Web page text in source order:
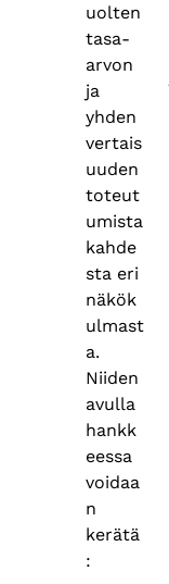
uolten
tasa-
arvon
ja
yhden
vertais
uuden
toteut
umista
kahde
sta eri
näkök
ulmast
a.
Niiden
avulla
hankk
eessa
voidaa
n
kerätä
: